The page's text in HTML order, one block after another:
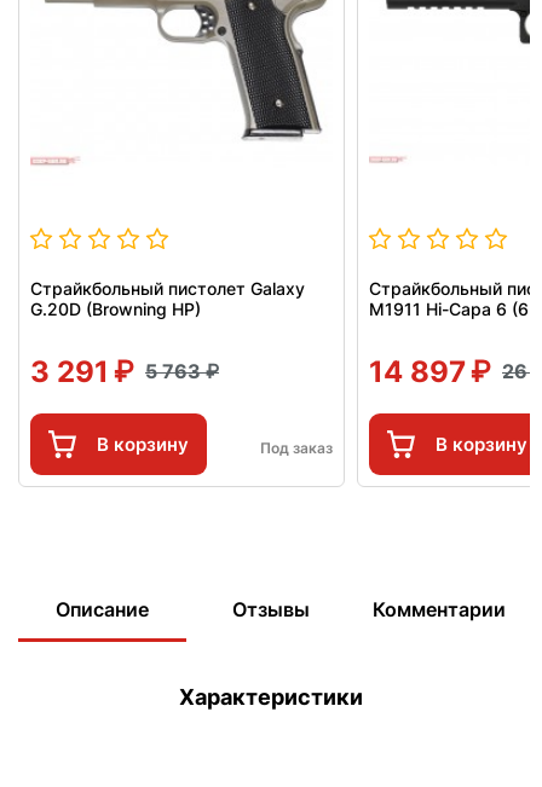
Страйкбольный пистолет Galaxy
G.20D (Browning HP)
3 291 5 763
В корзину Под заказ
Страйкбольный
M1911 Hi-Capa 6 (6
14 897 26
В корзину
Описание Отзывы Комментарии
Характеристики